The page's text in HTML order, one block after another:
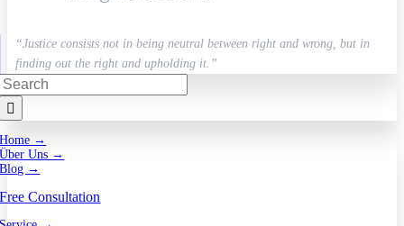
“Justice consists not in being neutral between right and wrong, but in
finding out the right and upholding it.”
Home →
Über Uns →
Blog →
Free Consultation